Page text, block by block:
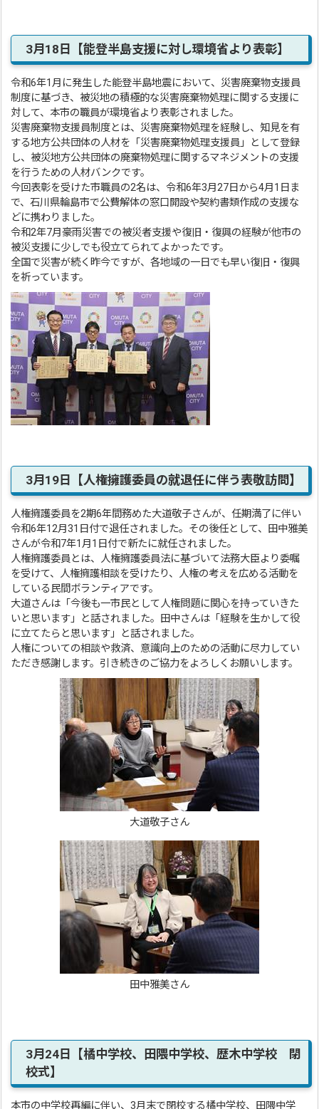
3月18日【能登半島支援に対し環境省より表彰】
令和6年1月に発生した能登半島地震において、災害廃棄物支援員
制度に基づき、被災地の積極的な災害廃棄物処理に関する支援に
対して、本市の職員が環境省より表彰されました。
災害廃棄物支援員制度とは、災害廃棄物処理を経験し、知見を有
する地方公共団体の人材を「災害廃棄物処理支援員」として登録
し、被災地方公共団体の廃棄物処理に関するマネジメントの支援
を行うための人材バンクです。
今回表彰を受けた市職員の2名は、令和6年3月27日から4月1日ま
で、石川県輪島市で公費解体の窓口開設や契約書類作成の支援な
どに携わりました。
令和2年7月豪雨災害での被災者支援や復旧・復興の経験が他市の
被災支援に少しでも役立てられてよかったです。
全国で災害が続く昨今ですが、各地域の一日でも早い復旧・復興
を祈っています。
3月19日【人権擁護委員の就退任に伴う表敬訪問】
人権擁護委員を2期6年間務めた大道敬子さんが、任期満了に伴い
令和6年12月31日付で退任されました。その後任として、田中雅美
さんが令和7年1月1日付で新たに就任されました。
人権擁護委員とは、人権擁護委員法に基づいて法務大臣より委嘱
を受けて、人権擁護相談を受けたり、人権の考えを広める活動を
している民間ボランティアです。
大道さんは「今後も一市民として人権問題に関心を持っていきた
いと思います」と話されました。田中さんは「経験を生かして役
に立てたらと思います」と話されました。
人権についての相談や救済、意識向上のための活動に尽力してい
ただき感謝します。引き続きのご協力をよろしくお願いします。
大道敬子さん
田中雅美さん
3月24日【橘中学校、田隈中学校、歴木中学校 閉
校式】
本市の中学校再編に伴い、3月末で閉校する橘中学校、田隈中学